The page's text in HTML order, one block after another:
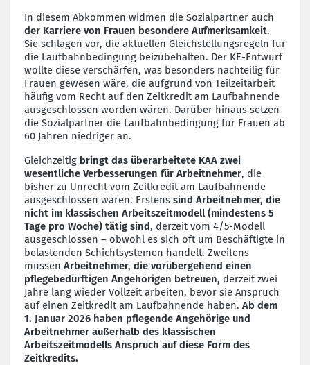
In diesem Abkommen widmen die Sozialpartner auch
der Karriere von Frauen besondere Aufmerksamkeit.
Sie schlagen vor, die aktuellen Gleichstellungsregeln für
die Laufbahnbedingung beizubehalten. Der KE-Entwurf
wollte diese verschärfen, was besonders nachteilig für
Frauen gewesen wäre, die aufgrund von Teilzeitarbeit
häufig vom Recht auf den Zeitkredit am Laufbahnende
ausgeschlossen worden wären. Darüber hinaus setzen
die Sozialpartner die Laufbahnbedingung für Frauen ab
60 Jahren niedriger an.
Gleichzeitig bringt das überarbeitete KAA zwei
wesentliche Verbesserungen für Arbeitnehmer, die
bisher zu Unrecht vom Zeitkredit am Laufbahnende
ausgeschlossen waren. Erstens sind Arbeitnehmer, die
nicht im klassischen Arbeitszeitmodell (mindestens 5
Tage pro Woche) tätig sind, derzeit vom 4/5-Modell
ausgeschlossen – obwohl es sich oft um Beschäftigte in
belastenden Schichtsystemen handelt. Zweitens
müssen Arbeitnehmer, die vorübergehend einen
pflegebedürftigen Angehörigen betreuen, derzeit zwei
Jahre lang wieder Vollzeit arbeiten, bevor sie Anspruch
auf einen Zeitkredit am Laufbahnende haben. Ab dem
1. Januar 2026 haben pflegende Angehörige und
Arbeitnehmer außerhalb des klassischen
Arbeitszeitmodells Anspruch auf diese Form des
Zeitkredits.